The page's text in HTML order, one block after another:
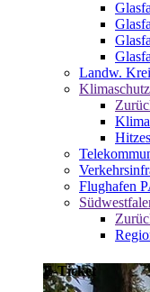
Landw.
Flughafen
E-Ticket